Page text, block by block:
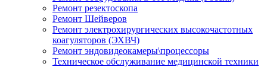
Ремонт резектоскопа
Ремонт Шейверов
Ремонт электрохирургических высокочастотных
коагуляторов (ЭХВЧ)
Ремонт эндовидеокамеры\процессоры
Техническое обслуживание медицинской техники